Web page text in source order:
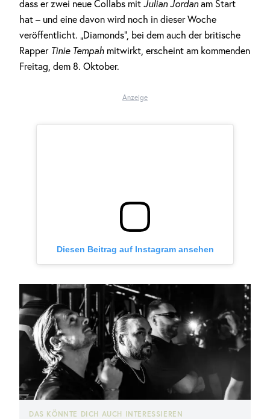
dass er zwei neue Collabs mit Julian Jordanam Start
hat – und eine davon wird noch in dieser Woche
veröffentlicht. „Diamonds“, bei dem auch der britische
Rapper Tinie Tempah mitwirkt, erscheint am kommenden
Freitag, dem 8. Oktober.
Anzeige
Diesen Beitrag auf Instagram ansehen
DAS KÖNNTE DICH AUCH INTERESSIEREN